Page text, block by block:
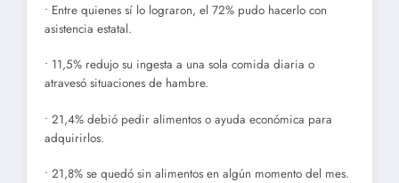
• Entre quienes sí lo lograron, el 72% pudo hacerlo con
asistencia estatal.
• 11,5% redujo su ingesta a una sola comida diaria o
atravesó situaciones de hambre.
• 21,4% debió pedir alimentos o ayuda económica para
adquirirlos.
• 21,8% se quedó sin alimentos en algún momento del mes.